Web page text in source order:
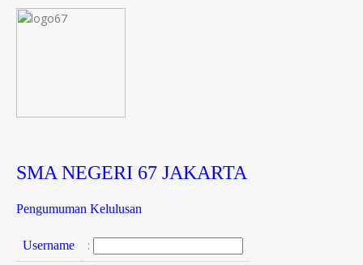
SMA NEGERI 67 JAKARTA
Pengumuman Kelulusan
Username :